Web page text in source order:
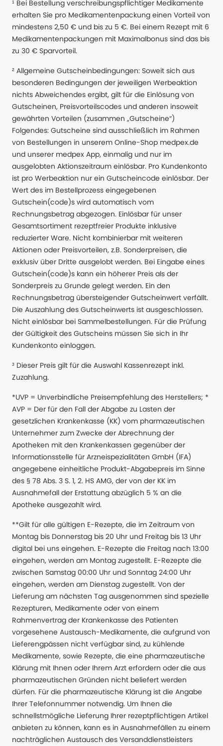
¹ Bei Bestellung verschreibungspflichtiger Medikamente
erhalten Sie pro Medikamentenpackung einen Vorteil von
mindestens 2,50 € und bis zu 5 €. Bei einem Rezept mit 6
Medikamentenpackungen mit Maximalbonus sind das bis
zu 30 € Sparvorteil.
² Allgemeine Gutscheinbedingungen: Soweit sich aus
besonderen Bedingungen der jeweiligen Werbeaktion
nichts Abweichendes ergibt, gilt für die Einlösung von
Gutscheinen, Preisvorteilscodes und anderen insoweit
gewährten Vorteilen (zusammen „Gutscheine“)
Folgendes: Gutscheine sind ausschließlich im Rahmen
von Bestellungen in unserem Online-Shop medpex.de
und unserer medpex App, einmalig und nur im
ausgelobten Aktionszeitraum einlösbar. Pro Kundenkonto
ist pro Werbeaktion nur ein Gutscheincode einlösbar. Der
Wert des im Bestellprozess eingegebenen
Gutschein(code)s wird automatisch vom
Rechnungsbetrag abgezogen. Einlösbar für unser
Gesamtsortiment rezeptfreier Produkte inklusive
reduzierter Ware. Nicht kombinierbar mit weiteren
Aktionen oder Preisvorteilen, z.B. Sonderpreisen, die
exklusiv über Dritte ausgelobt werden. Bei Eingabe eines
Gutschein(code)s kann ein höherer Preis als der
Sonderpreis zu Grunde gelegt werden. Ein den
Rechnungsbetrag übersteigender Gutscheinwert verfällt.
Die Auszahlung des Gutscheinwerts ist ausgeschlossen.
Nicht einlösbar bei Sammelbestellungen. Für die Prüfung
der Gültigkeit des Gutscheins müssen Sie sich in Ihr
Kundenkonto einloggen.
³ Dieser Preis gilt für die Auswahl Kassenrezept inkl.
Zuzahlung.
*UVP = Unverbindliche Preisempfehlung des Herstellers; *
AVP = Der für den Fall der Abgabe zu Lasten der
gesetzlichen Krankenkasse (KK) vom pharmazeutischen
Unternehmer zum Zwecke der Abrechnung der
Apotheken mit den Krankenkassen gegenüber der
Informationsstelle für Arzneispezialitäten GmbH (IFA)
angegebene einheitliche Produkt-Abgabepreis im Sinne
des § 78 Abs. 3 S. 1, 2. HS AMG, der von der KK im
Ausnahmefall der Erstattung abzüglich 5 % an die
Apotheke ausgezahlt wird.
**Gilt für alle gültigen E-Rezepte, die im Zeitraum von
Montag bis Donnerstag bis 20 Uhr und Freitag bis 13 Uhr
digital bei uns eingehen. E-Rezepte die Freitag nach 13:00
eingehen, werden am Montag zugestellt. E-Rezepte die
zwischen Samstag 00:00 Uhr und Sonntag 24:00 Uhr
eingehen, werden am Dienstag zugestellt. Von der
Lieferung am nächsten Tag ausgenommen sind spezielle
Rezepturen, Medikamente oder von einem
Rahmenvertrag der Krankenkasse des Patienten
vorgesehene Austausch-Medikamente, die aufgrund von
Lieferengpässen nicht verfügbar sind, zu kühlende
Medikamente, sowie Rezepte, die eine pharmazeutische
Klärung mit Ihnen oder Ihrem Arzt erfordern oder die aus
pharmazeutischen Gründen nicht beliefert werden
dürfen. Für die pharmazeutische Klärung ist die Angabe
Ihrer Telefonnummer notwendig. Um Ihnen die
schnellstmögliche Lieferung Ihrer rezeptpflichtigen Artikel
anbieten zu können, kann es in Ausnahmefällen zu einem
nachträglichen Austausch des Versanddienstleisters